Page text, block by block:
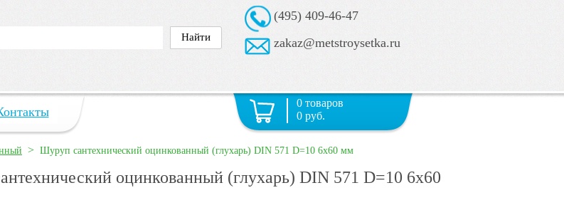
(495) 409-46-47
zakaz@metstroysetka.ru
0 товаров
0 руб.
> Шуруп сантехнический оцинкованный (глухарь) DIN 571 D=10 6х60 мм
оцинкованный (глухарь) DIN 571 D=10 6х60